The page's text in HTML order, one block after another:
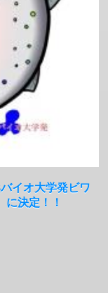
イオ大学発ビワ
決定！！